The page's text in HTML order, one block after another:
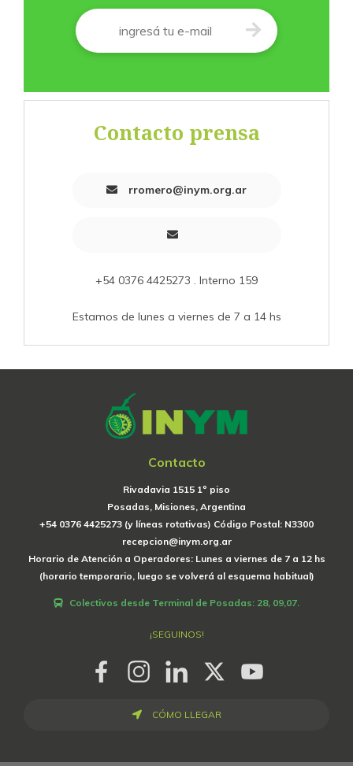
Correo
Contacto prensa
rromero@inym.org.ar
+54 0376 4425273 . Interno 159
Estamos de lunes a viernes de 7 a 14 hs
Contacto
Rivadavia 1515 1º piso
Posadas, Misiones, Argentina
+54 0376 4425273 (y líneas rotativas) Código Postal: N3300
recepcion@inym.org.ar
Horario de Atención a Operadores: Lunes a viernes de 7 a 12 hs
(horario temporario, luego se volverá al esquema habitual)
Colectivos desde Terminal de Posadas: 28, 09,07.
¡SEGUINOS!
CÓMO LLEGAR